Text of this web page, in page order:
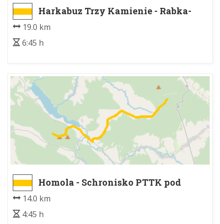
Harkabuz Trzy Kamienie - Rabka-
Zdrój Park Zdrojowy
19.0 km
6:45 h
Homola - Schronisko PTTK pod
14.0 km
4:45 h